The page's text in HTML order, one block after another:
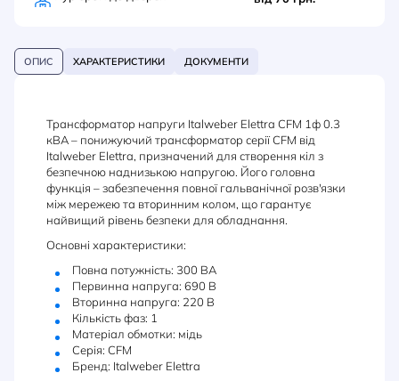
ОПИС ХАРАКТЕРИСТИКИ ДОКУМЕНТИ
Трансформатор напруги Italweber Elettra CFM 1ф 0.3
кВА – понижуючий трансформатор серії CFM від
Italweber Elettra, призначений для створення кіл з
безпечною наднизькою напругою. Його головна
функція – забезпечення повної гальванічної розв'язки
між мережею та вторинним колом, що гарантує
найвищий рівень безпеки для обладнання.
Основні характеристики:
Повна потужність: 300 ВА
Первинна напруга: 690 В
Вторинна напруга: 220 В
Кількість фаз: 1
Матеріал обмотки: мідь
Серія: CFM
Бренд: Italweber Elettra